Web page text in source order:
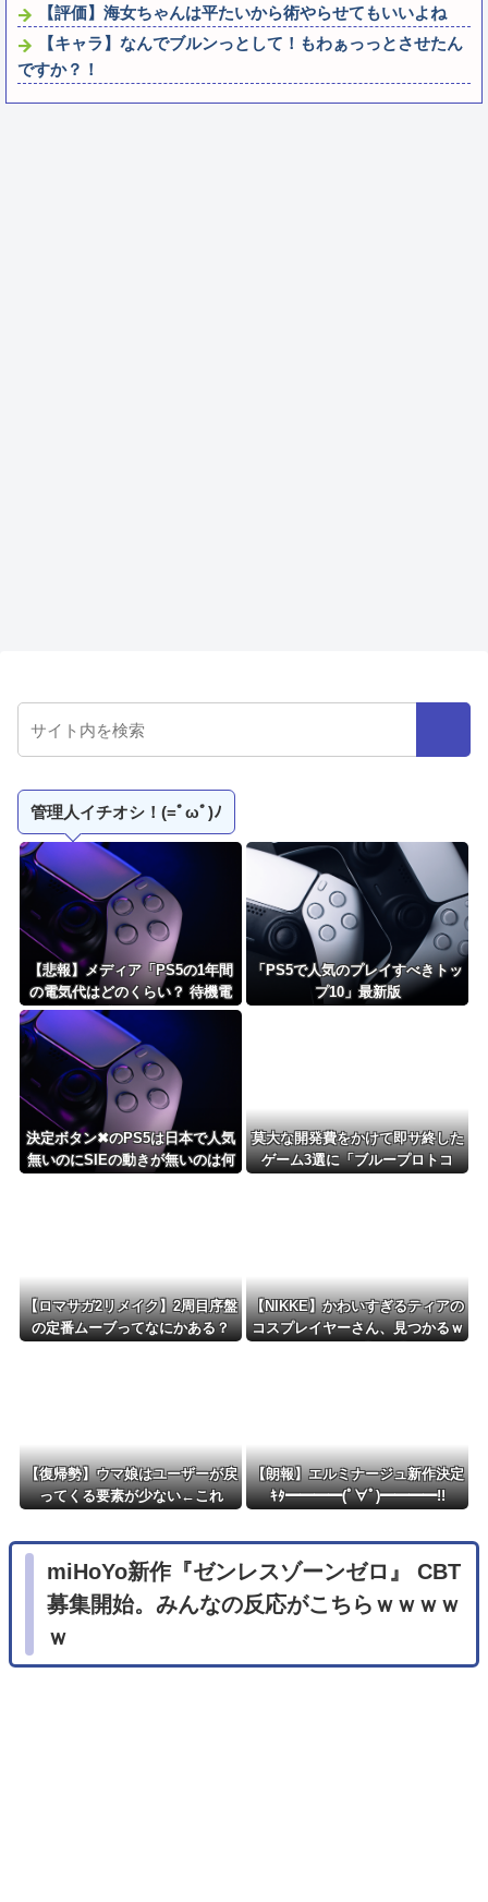
【評価】海女ちゃんは平たいから術やらせてもいいよね
【キャラ】なんでブルンっとして！もわぁっっとさせたん
ですか？！
管理人イチオシ！(=ﾟωﾟ)ﾉ
【悲報】メディア「PS5の1年間
の電気代はどのくらい？ 待機電
力には注意すべき？」
「PS5で人気のプレイすべきトッ
プ10」最新版
決定ボタン✖のPS5は日本で人気
無いのにSIEの動きが無いのは何
莫大な開発費をかけて即サ終した
ゲーム3選に「ブループロトコ
【ロマサガ2リメイク】2周目序盤
の定番ムーブってなにかある？
【NIKKE】かわいすぎるティアの
コスプレイヤーさん、見つかるｗ
【復帰勢】ウマ娘はユーザーが戻
ってくる要素が少ない←これ
【朗報】エルミナージュ新作決定
ｷﾀ━━━━(ﾟ∀ﾟ)━━━━!!
miHoYo新作『ゼンレスゾーンゼロ』 CBT
募集開始。みんなの反応がこちらｗｗｗｗ
ｗ